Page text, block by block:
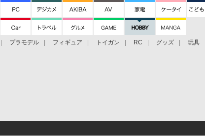
プラモデル フィギュア トイガン RC グッズ 玩具